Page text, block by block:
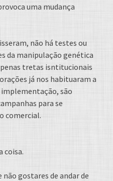
uma mudança
não há testes ou
da manipulação genética
tretas isntitucionais
já nos habituaram a
implementação, são
para se
comercial.
coisa.
gostares de andar de